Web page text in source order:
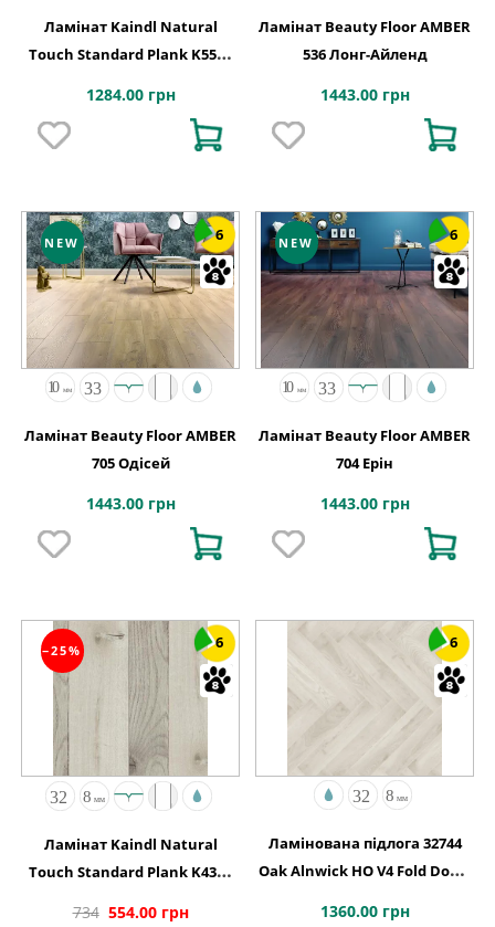
Ламінат Kaindl Natural
Touch Standard Plank K5573
1284.00 грн
Ламінат Beauty Floor AMBER
536 Лонг-Айленд
1443.00 грн
NEW 6
Ламінат Beauty Floor AMBER
705 Одісей
1443.00 грн
NEW 6
Ламінат Beauty Floor AMBER
704 Ерін
1443.00 грн
−25% 6
Ламінат Kaindl Natural
Touch Standard Plank K4360
734 554.00 грн
6
Ламінована підлога 32744
Oak Alnwick HO V4 Fold Down
1360.00 грн